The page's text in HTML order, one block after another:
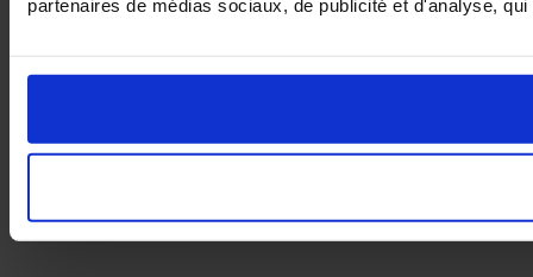
partenaires de médias sociaux, de publicité et d'analyse,